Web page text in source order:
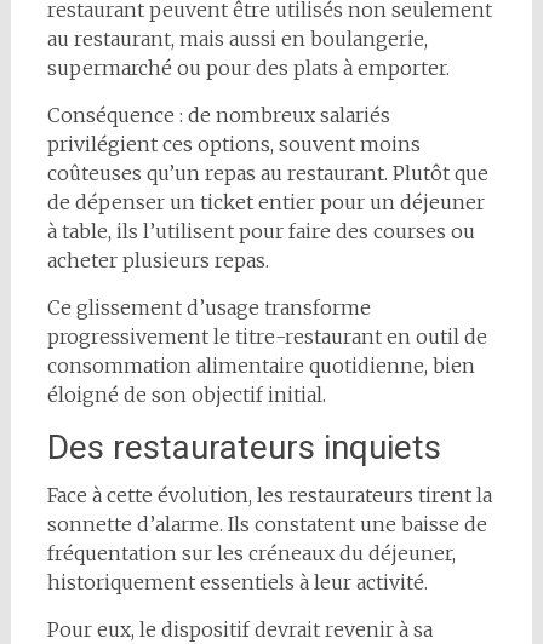
restaurant peuvent être utilisés non seulement
au restaurant, mais aussi en boulangerie,
supermarché ou pour des plats à emporter.
Conséquence : de nombreux salariés
privilégient ces options, souvent moins
coûteuses qu’un repas au restaurant. Plutôt que
de dépenser un ticket entier pour un déjeuner
à table, ils l’utilisent pour faire des courses ou
acheter plusieurs repas.
Ce glissement d’usage transforme
progressivement le titre-restaurant en outil de
consommation alimentaire quotidienne, bien
éloigné de son objectif initial.
Des restaurateurs inquiets
Face à cette évolution, les restaurateurs tirent la
sonnette d’alarme. Ils constatent une baisse de
fréquentation sur les créneaux du déjeuner,
historiquement essentiels à leur activité.
Pour eux, le dispositif devrait revenir à sa